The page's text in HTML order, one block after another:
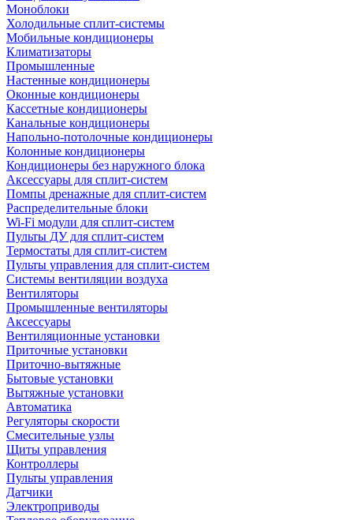
Моноблоки
Холодильные сплит-системы
Мобильные кондиционеры
Климатизаторы
Промышленные
Настенные кондиционеры
Оконные кондиционеры
Кассетные кондиционеры
Канальные кондиционеры
Напольно-потолочные кондиционеры
Колонные кондиционеры
Кондиционеры без наружного блока
Аксессуары для сплит-систем
Помпы дренажные для сплит-систем
Распределительные блоки
Wi-Fi модули для сплит-систем
Пульты ДУ для сплит-систем
Термостаты для сплит-систем
Пульты управления для сплит-систем
Системы вентиляции воздуха
Вентиляторы
Промышленные вентиляторы
Аксессуары
Вентиляционные установки
Приточные установки
Приточно-вытяжные
Бытовые установки
Вытяжные установки
Автоматика
Регуляторы скорости
Смесительные узлы
Щиты управления
Контроллеры
Пульты управления
Датчики
Электроприводы